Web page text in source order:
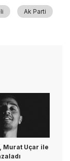
Ak Parti
Murat Uçar ile